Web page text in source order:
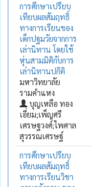
การศึกษาเปรียบ
เทียบผลสัมฤทธิ์
ทางการเรียนของ
เด็กปฐมวัยจากการ
เล่านิทาน โดยใช้
หุ่นสามมิติกับการ
เล่านิทานปกิติ
มหาวิทยาลัย
รามคำแหง
บุญเหลือ ทอง
เอี่ยม;เพ็ญศรี
เศรษฐวงศ์;ไพศาล
สุวรรณเศรษฐ์
การศึกษาเปรียบ
เทียบผลสัมฤทธิ์
ทางการเรียนวิชา